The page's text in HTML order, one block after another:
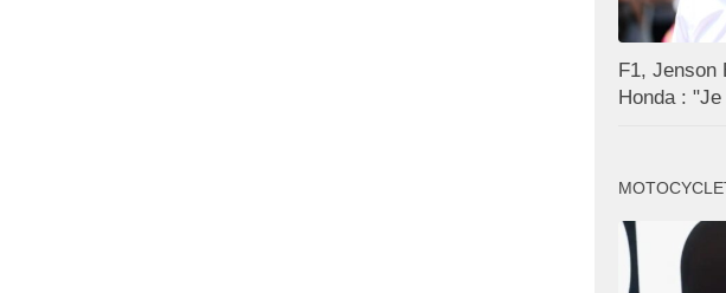
F1, Jenson
Honda :